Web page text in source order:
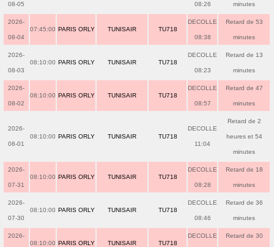
08-05 08:26 minutes
2026-
08-04
07:45:00 PARIS ORLY TUNISAIR TU718
DECOLLE
08:38
Retard de 53
minutes
2026-
08-03
08:10:00 PARIS ORLY TUNISAIR TU718
DECOLLE
08:23
Retard de 13
minutes
2026-
08-02
08:10:00 PARIS ORLY TUNISAIR TU718
DECOLLE
08:57
Retard de 47
minutes
2026-
08-01
08:10:00 PARIS ORLY TUNISAIR TU718
DECOLLE
11:04
Retard de 2
heures et 54
minutes
2026-
07-31
08:10:00 PARIS ORLY TUNISAIR TU718
DECOLLE
08:28
Retard de 18
minutes
2026-
07-30
08:10:00 PARIS ORLY TUNISAIR TU718
DECOLLE
08:46
Retard de 36
minutes
2026-
08:10:00 PARIS ORLY TUNISAIR TU718
DECOLLE Retard de 30